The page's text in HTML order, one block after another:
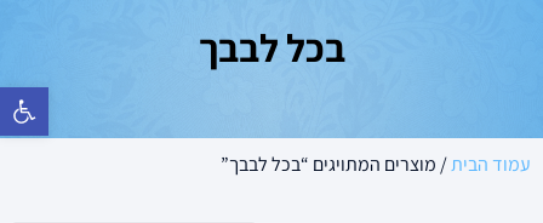
פתח סרגל
בכל לבבך
עמוד הבית/ מוצרים המתויגים “בכל לבבך”